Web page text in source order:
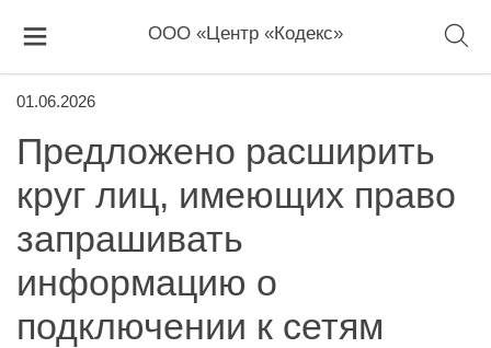
ООО «Центр «Кодекс»
01.06.2026
Предложено расширить
круг лиц, имеющих право
запрашивать
информацию о
подключении к сетям